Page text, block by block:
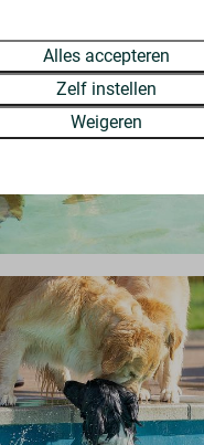
Alles accepteren
Zelf instellen
Weigeren